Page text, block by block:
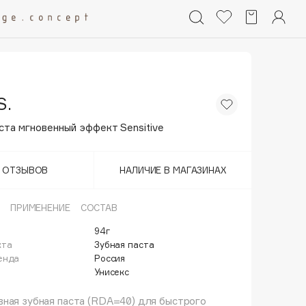
мгновенный эффект Sensitive
ОТЗЫВОВ НАЛИЧИЕ В МАГАЗИНАХ
ПРИМЕНЕНИЕ СОСТАВ
94г
Зубная паста
Россия
Унисекс
зубная паста (RDA=40) для быстрого